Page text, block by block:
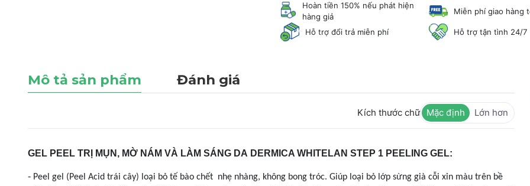
Hoàn tiền 150% nếu phát hiện
hàng giả
Miễn phí giao hàng
Hỗ trợ đổi trả miễn phí Hỗ trợ tận tình 24/7
Mô tả sản phẩm Đánh giá
Kích thước chữ Mặc định Lớn hơn
GEL PEEL TRỊ MỤN, MỜ NÁM VÀ LÀM SÁNG DA DERMICA WHITELAN STEP 1 PEELING GEL:
- Peel gel (Peel Acid trái cây) loại bỏ tế bào chết nhẹ nhàng, không bong tróc. Giúp loại bỏ lớp sừng già cỗi xỉn màu trên bề